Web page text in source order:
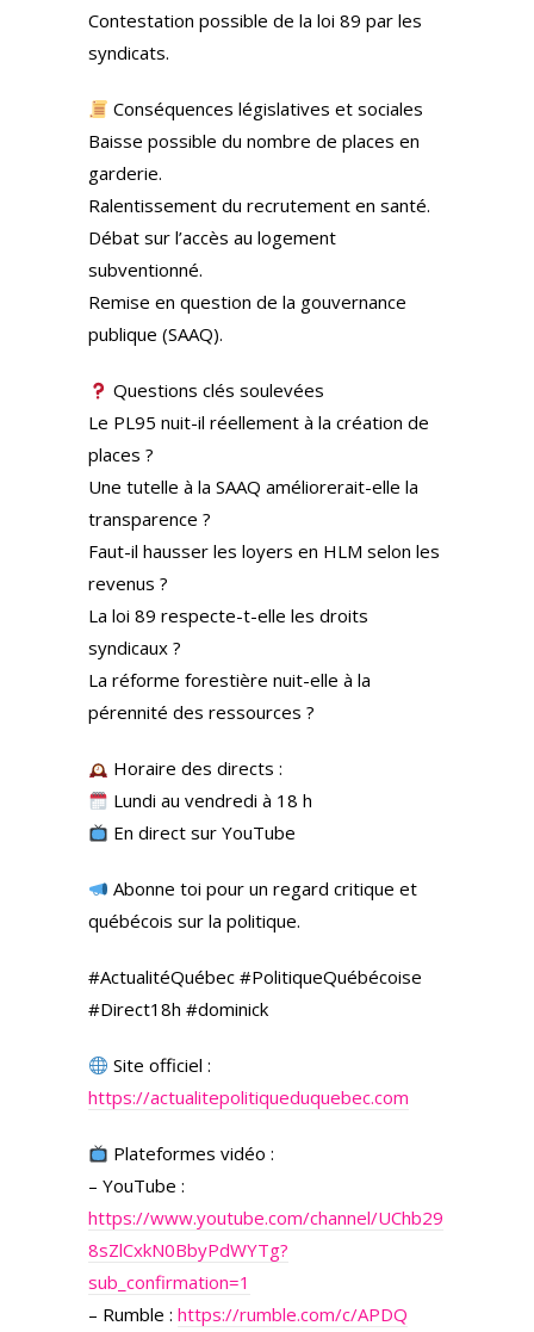
Contestation possible de la loi 89 par les
syndicats.
Conséquences législatives et sociales
Baisse possible du nombre de places en
garderie.
Ralentissement du recrutement en santé.
Débat sur l’accès au logement
subventionné.
Remise en question de la gouvernance
publique (SAAQ).
Questions clés soulevées
Le PL95 nuit-il réellement à la création de
places ?
Une tutelle à la SAAQ améliorerait-elle la
transparence ?
Faut-il hausser les loyers en HLM selon les
revenus ?
La loi 89 respecte-t-elle les droits
syndicaux ?
La réforme forestière nuit-elle à la
pérennité des ressources ?
Horaire des directs :
Lundi au vendredi à 18 h
En direct sur YouTube
Abonne toi pour un regard critique et
québécois sur la politique.
#ActualitéQuébec #PolitiqueQuébécoise
#Direct18h #dominick
Site officiel :
https://actualitepolitiqueduquebec.com
Plateformes vidéo :
– YouTube :
https://www.youtube.com/channel/UChb29
8sZlCxkN0BbyPdWYTg?
sub_confirmation=1
– Rumble : https://rumble.com/c/APDQ